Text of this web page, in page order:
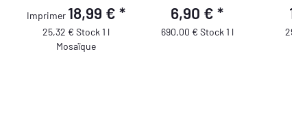
Imprimer 18,99 € *
25,32 € Stock 1 l
Mosaïque
6,90 €*
690,00 € Stock 1 l